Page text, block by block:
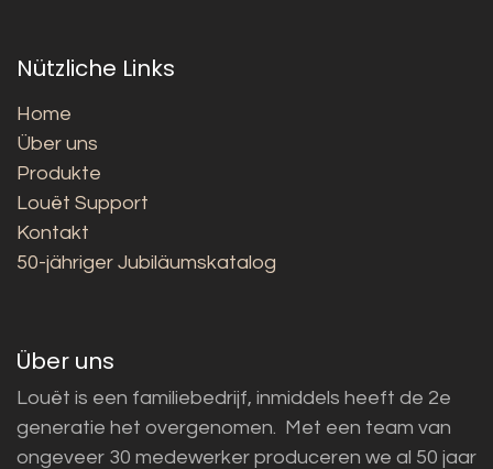
Nützliche Links
Home
Über uns
Produkte
Louët Support
Kontakt
50-jähriger Jubiläumskatalog
Über uns
Louët is een familiebedrijf, inmiddels heeft de 2e
generatie het overgenomen. Met een team van
ongeveer 30 medewerker produceren we al 50 jaar